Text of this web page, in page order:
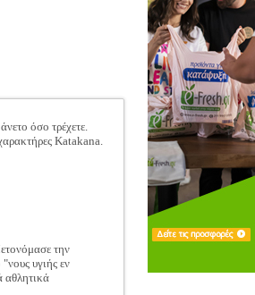
όσο τρέχετε.
Katakana.
την
υγιής εν
αθλητικά